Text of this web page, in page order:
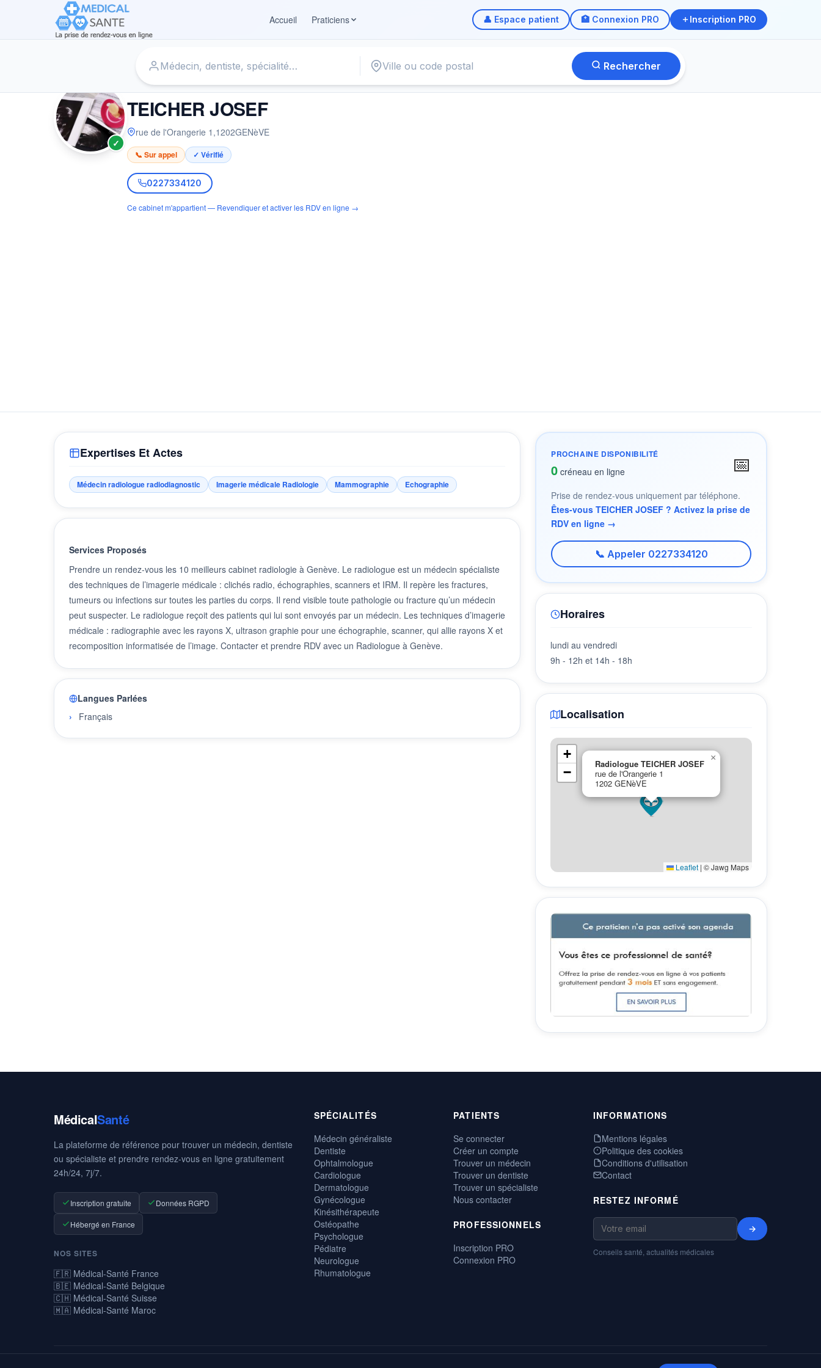
Accueil
Praticiens 👤 Espace patient 🏥 Connexion PRO Inscription PRO
Rechercher
✓
RADIOLOGUE
TEICHER JOSEF
rue de l'Orangerie 1 ,1202GENèVE
📞 Sur appel ✓ Vérifié
0227334120
Ce cabinet m'appartient — Revendiquer et activer les RDV en ligne →
Expertises Et Actes
Médecin radiologue radiodiagnostic Imagerie médicale Radiologie Mammographie Echographie
Services Proposés
Prendre un rendez-vous les 10 meilleurs cabinet radiologie à Genève. Le radiologue est un médecin spécialiste
des techniques de l’imagerie médicale : clichés radio, échographies, scanners et IRM. Il repère les fractures,
tumeurs ou infections sur toutes les parties du corps. Il rend visible toute pathologie ou fracture qu’un médecin
peut suspecter. Le radiologue reçoit des patients qui lui sont envoyés par un médecin. Les techniques d’imagerie
médicale : radiographie avec les rayons X, ultrason graphie pour une échographie, scanner, qui allie rayons X et
recomposition informatisée de l’image. Contacter et prendre RDV avec un Radiologue à Genève.
Langues Parlées
Français
PROCHAINE DISPONIBILITÉ
0 créneau en ligne 📅
Prise de rendez-vous uniquement par téléphone.
Êtes-vous TEICHER JOSEF ? Activez la prise de
RDV en ligne →
📞 Appeler 0227334120
Horaires
lundi au vendredi
9h - 12h et 14h - 18h
Localisation
Radiologue TEICHER JOSEF
rue de l'Orangerie 1
1202 GENèVE
×
+
−
Leaflet | © Jawg Maps
MédicalSanté
La plateforme de référence pour trouver un médecin, dentiste
ou spécialiste et prendre rendez-vous en ligne gratuitement
24h/24, 7j/7.
Inscription gratuite Données RGPD
Hébergé en France
NOS SITES
🇫🇷 Médical-Santé France
🇧🇪 Médical-Santé Belgique
🇨🇭 Médical-Santé Suisse
🇲🇦 Médical-Santé Maroc
SPÉCIALITÉS
Médecin généraliste
Dentiste
Ophtalmologue
Cardiologue
Dermatologue
Gynécologue
Kinésithérapeute
Ostéopathe
Psychologue
Pédiatre
Neurologue
Rhumatologue
PATIENTS
Se connecter
Créer un compte
Trouver un médecin
Trouver un dentiste
Trouver un spécialiste
Nous contacter
PROFESSIONNELS
Inscription PRO
Connexion PRO
INFORMATIONS
Mentions légales
Politique des cookies
Conditions d'utilisation
Contact
RESTEZ INFORMÉ
→
Conseils santé, actualités médicales